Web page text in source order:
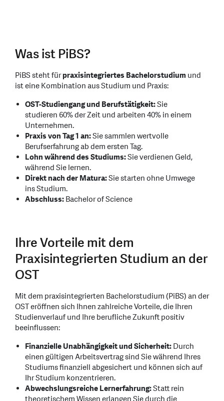
Was ist PiBS?
PiBS steht fürpraxisintegriertes Bachelorstudium und
ist eine Kombination aus Studium und Praxis:
OST-Studiengang und Berufstätigkeit:Sie
studieren 60% der Zeit und arbeiten 40% in einem
Unternehmen.
Praxis von Tag 1 an:Sie sammlen wertvolle
Berufserfahrung ab dem ersten Tag.
Lohn während des Studiums:Sie verdienen Geld,
während Sie lernen.
Direkt nach der Matura:Sie starten ohne Umwege
ins Studium.
Abschluss:Bachelor of Science
Ihre Vorteile mit dem
Praxisintegrierten Studium an der
OST
Mit dem praxisintegrierten Bachelorstudium (PiBS) an der
OST eröffnen sich Ihnen zahlreiche Vorteile, die Ihren
Studienverlauf und Ihre berufliche Zukunft positiv
beeinflussen:
Finanzielle Unabhängigkeit und Sicherheit:Durch
einen gültigen Arbeitsvertrag sind Sie während Ihres
Studiums finanziell abgesichert und können sich auf
Ihr Studium konzentrieren.
Abwechslungsreiche Lernerfahrung:Statt rein